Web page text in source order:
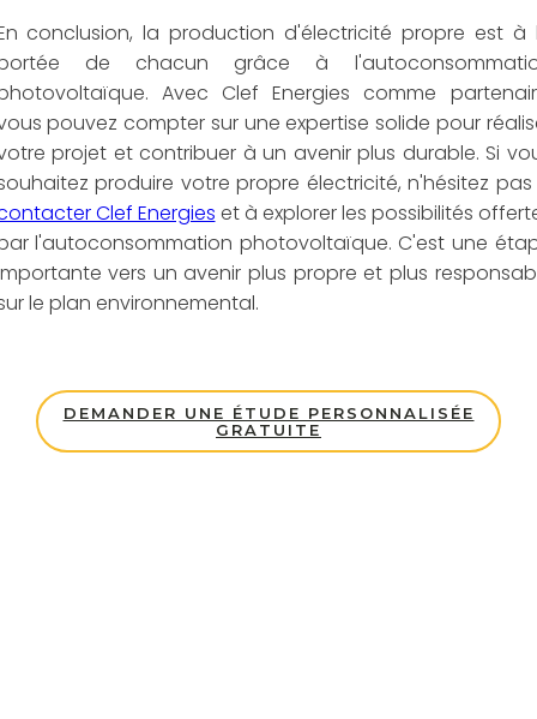
conclusion, la production d'électricité propre est à
de chacun grâce à
Avec Clef Energies comme
pouvez compter sur une expertise solide pour
projet et contribuer à un avenir plus durable. Si
produire votre propre électricité, n'hésitez
Clef Energies et à explorer les possibilités
l'autoconsommation photovoltaïque. C'est une
vers un avenir plus propre et plus
le plan environnemental.
DEMANDER UNE ÉTUDE PERSONNALISÉE
GRATUITE